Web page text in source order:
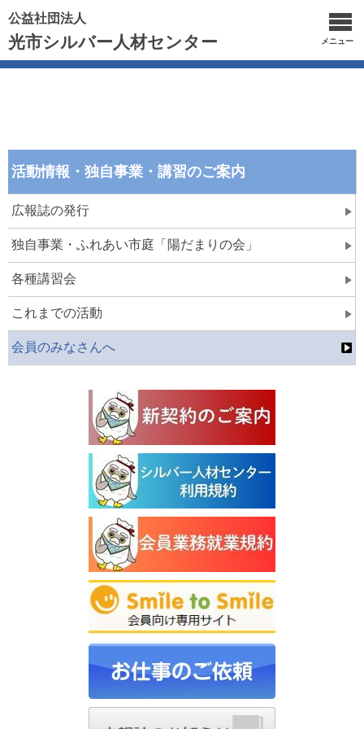
公益社団法人
光市シルバー人材センター メニュー
活動情報・独自事業・講習のご案内
広報誌の発行
独自事業・ふれあい市庭「陽だまりの会」
各種講習会
これまでの活動
会員のみなさんへ